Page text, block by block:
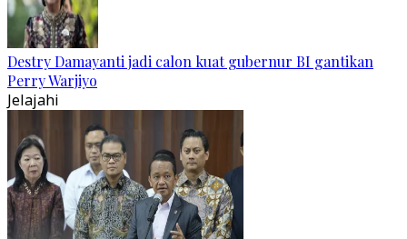
Destry Damayanti jadi calon kuat gubernur BI gantikan
Perry Warjiyo
Jelajahi